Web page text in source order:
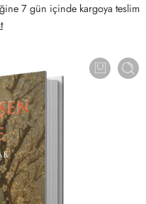
7 gün içinde kargoya teslim